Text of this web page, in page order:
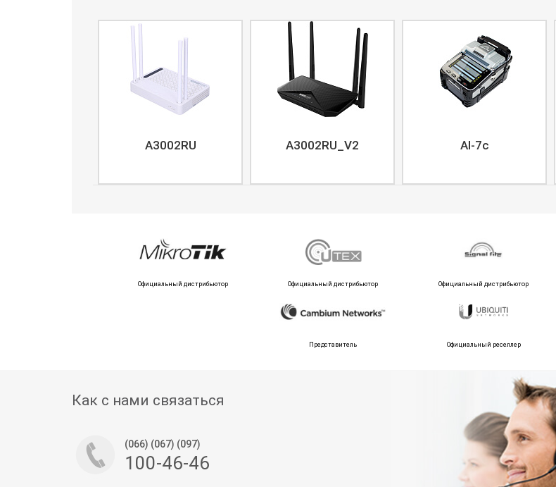
A3002RU A3002RU_V2 AI-7c
Официальный дистрибьютор Официальный дистрибьютор Официальный дистрибьютор
Представитель Официальный реселлер
Как с нами связаться
(066) (067) (097)
100-46-46